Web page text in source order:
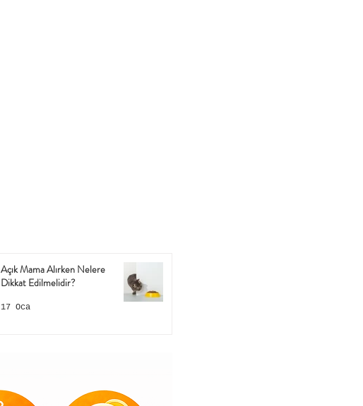
Açık Mama Alırken Nelere
Dikkat Edilmelidir?
17 Oca